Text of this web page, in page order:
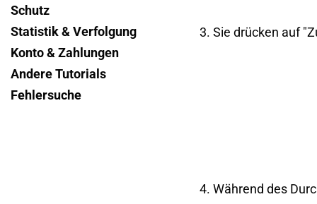
Schutz
Statistik & Verfolgung
Konto & Zahlungen
Andere Tutorials
Fehlersuche
3. Sie drücken auf
4. Während des